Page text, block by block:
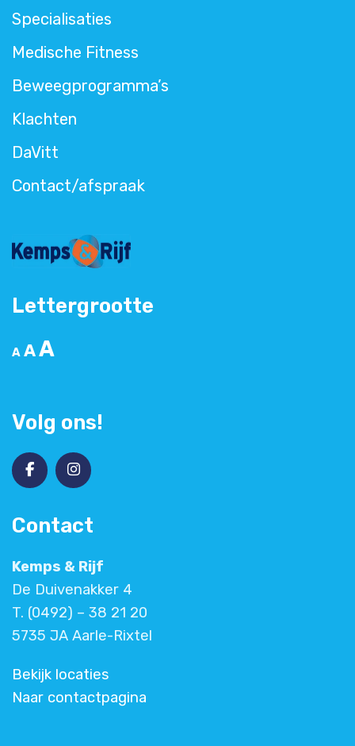
Specialisaties
Medische Fitness
Beweegprogramma’s
Klachten
DaVitt
Contact/afspraak
Lettergrootte
A A A
Volg ons!
Contact
Kemps & Rijf
De Duivenakker 4
T. (0492) – 38 21 20
5735 JA Aarle-Rixtel
Bekijk locaties
Naar contactpagina